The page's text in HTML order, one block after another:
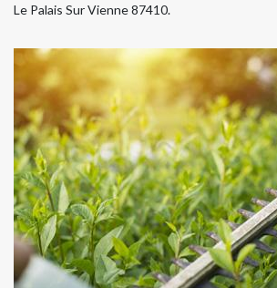
Le Palais Sur Vienne 87410.